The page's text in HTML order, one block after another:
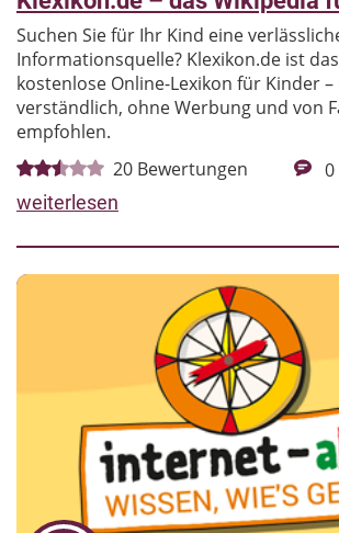
Suchen Sie für Ihr Kind eine
Informationsquelle? Klexikon.de ist
kostenlose Online-Lexikon für Kinder
verständlich, ohne Werbung und von
empfohlen.
20 Bewertungen 0
weiterlesen